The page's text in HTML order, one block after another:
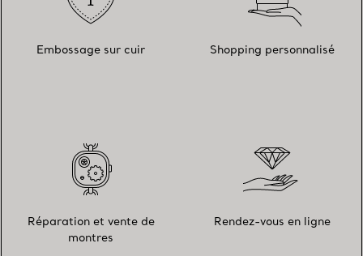
Embossage sur cuir Shopping personnalisé
Réparation et vente de
montres
Rendez-vous en ligne